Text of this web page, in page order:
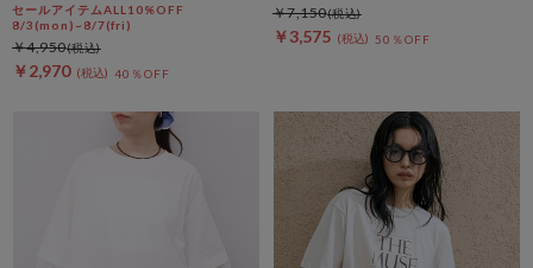
セールアイテムALL10%OFF
8/3(mon)~8/7(fri)
￥2,970 40％OFF
￥4,950
￥3,575 50％OFF
￥7,150